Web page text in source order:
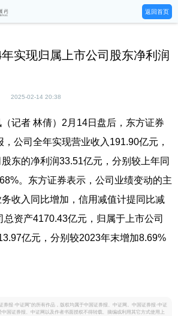
返回首页
实现归属上市公司股东净利润
2025-02-14 20:38
记者 林倩）2月14日盘后，东方证券
公司全年实现营业收入191.90亿元，
东的净利润33.51亿元，分别较上年同
。东方证券表示，公司业绩变动的主
收入同比增加，信用减值计提同比减
资产4170.43亿元，归属于上市公司
亿元，分别较2023年末增加8.69%
券报·中证网”的所有作品，版权均属于中国证券报、中证网。中国证券报·中证
国证券报、中证网以及作者书面授权不得转载、摘编或利用其它方式使用上